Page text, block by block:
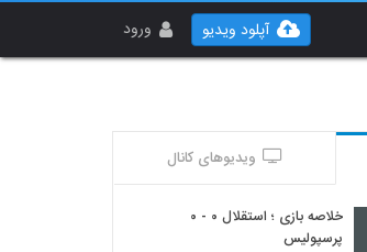
ورود آپلود ویدیو
ویدیوهای کانال
خلاصه بازی ؛ استقلال ۰ - ۰
پرسپولیس